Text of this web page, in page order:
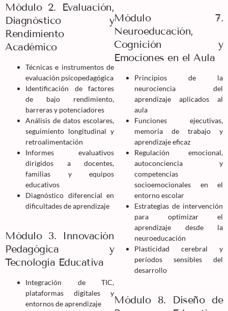
Módulo 2. Evaluación,
Diagnóstico y
Rendimiento
Académico
Técnicas e instrumentos de
evaluación psicopedagógica
Identificación de factores
de bajo rendimiento,
barreras y potenciadores
Análisis de datos escolares,
seguimiento longitudinal y
retroalimentación
Informes evaluativos
dirigidos a docentes,
familias y equipos
educativos
Diagnóstico diferencial en
dificultades de aprendizaje
Módulo 3. Innovación
Pedagógica y
Tecnología Educativa
Integración de TIC,
plataformas digitales y
entornos de aprendizaje
Módulo 7.
Neuroeducación,
Cognición y
Emociones en el Aula
Principios de la
neurociencia del
aprendizaje aplicados al
aula
Funciones ejecutivas,
memoria de trabajo y
aprendizaje eficaz
Regulación emocional,
autoconciencia y
competencias
socioemocionales en el
entorno escolar
Estrategias de intervención
para optimizar el
aprendizaje desde la
neuroeducación
Plasticidad cerebral y
períodos sensibles del
desarrollo
Módulo 8. Diseño de